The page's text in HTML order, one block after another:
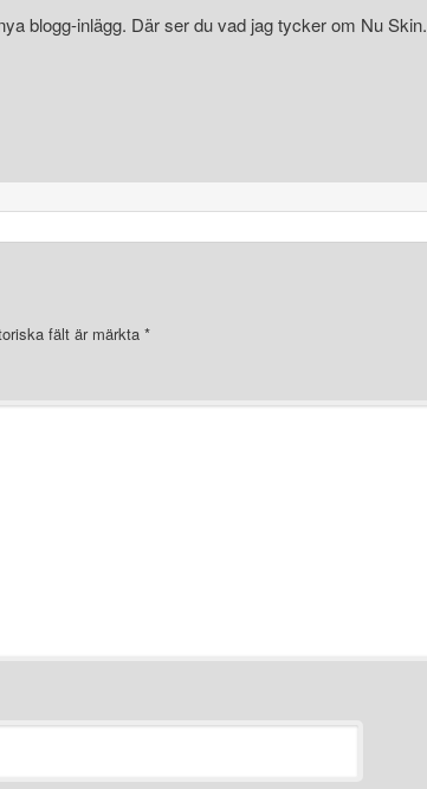
blogg-inlägg. Där ser du vad jag tycker om Nu Skin.
fält är märkta *